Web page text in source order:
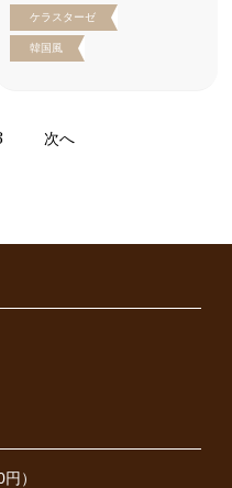
ケラスターゼ
韓国風
次へ
）